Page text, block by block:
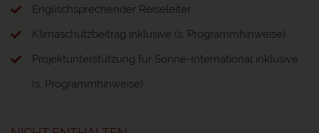
Englischsprechender Reiseleiter
Klimaschutzbeitrag inklusive (s. Programmhinweise)
Projektunterstützung für Sonne-International inklusive
(s. Programmhinweise)